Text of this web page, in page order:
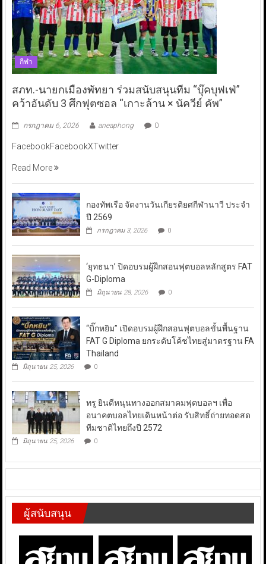
กีฬา
สภท.-นายกเมืองพัทยา ร่วมสนับสนุนทีม “บุ๊คบุฟเฟ่”
คว้าอันดับ 3 ศึกฟุตซอล “เกาะล้าน × นัควีย์ คัพ”
กรกฎาคม 6, 2026 aneaphong 0
FacebookFacebookXTwitter
Read More
กองทัพเรือ จัดงานวันเกียรติยศกีฬานาวี ประจำ
ปี 2569
กรกฎาคม 3, 2026 0
‘ยุทธนา’ ปิดอบรมผู้ฝึกสอนฟุตบอลหลักสูตร FAT
G-Diploma
มิถุนายน 28, 2026 0
“บิ๊กหยิม” เปิดอบรมผู้ฝึกสอนฟุตบอลขั้นพื้นฐาน
FAT G Diploma ยกระดับโค้ชไทยสู่มาตรฐาน FA
Thailand
มิถุนายน 25, 2026 0
ทรู ยินดีหนุนทางออกสมาคมฟุตบอลฯ เพื่อ
อนาคตบอลไทยเดินหน้าต่อ รับสิทธิ์ถ่ายทอดสด
ทีมชาติไทยถึงปี 2572
มิถุนายน 25, 2026 0
ผู้สนับสนุน